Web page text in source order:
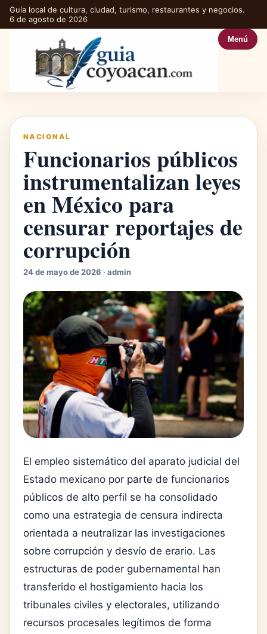
Guía local de cultura, ciudad, turismo, restaurantes y negocios.
6 de agosto de 2026
Menú
NACIONAL
Funcionarios públicos
instrumentalizan leyes
en México para
censurar reportajes de
corrupción
24 de mayo de 2026 · admin
El empleo sistemático del aparato judicial del
Estado mexicano por parte de funcionarios
públicos de alto perfil se ha consolidado
como una estrategia de censura indirecta
orientada a neutralizar las investigaciones
sobre corrupción y desvío de erario. Las
estructuras de poder gubernamental han
transferido el hostigamiento hacia los
tribunales civiles y electorales, utilizando
recursos procesales legítimos de forma